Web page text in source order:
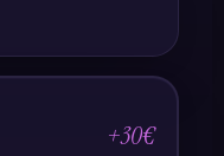
+30€